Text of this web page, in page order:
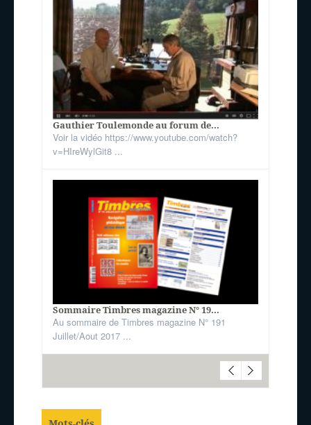
Gauthier Toulemonde au forum de...
Voir la vidéo https://www.youtube.com/watch?
v=HIreWylGit8 ...
Sommaire Timbres magazine N° 19...
Au sommaire de Timbres magazine N° 191
Juillet/Aout 2017 ...